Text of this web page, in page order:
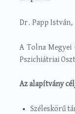
Dr. Papp István,
A Tolna Megyei
Pszichiátriai
Az alapítvány
Széleskörű